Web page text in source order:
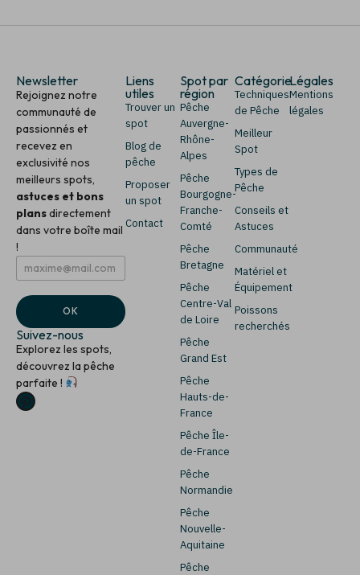
Newsletter
Rejoignez notre
communauté de
passionnés et
recevez en
exclusivité nos
meilleurs spots,
astuces et bons
plansdirectement
dans votre boîte mail
!
*
E
a
i
l
*
E
m
i
l
*
OK
Suivez-nous
Explorez les spots,
découvrez la pêche
parfaite !
Liens
utiles
Trouver un
spot
Blog de
pêche
Proposer
un spot
Contact
Spot par
région
Pêche
Auvergne-
Rhône-
Alpes
Pêche
Bourgogne-
Franche-
Comté
Pêche
Bretagne
Pêche
Centre-Val
de Loire
Pêche
Grand Est
Pêche
Hauts-de-
France
Pêche Île-
de-France
Pêche
Normandie
Pêche
Nouvelle-
Aquitaine
Pêche
Catégorie
Techniques
de Pêche
Meilleur
Spot
Types de
Pêche
Conseils et
Astuces
Communauté
Matériel et
Équipement
Poissons
recherchés
Légales
Mentions
légales